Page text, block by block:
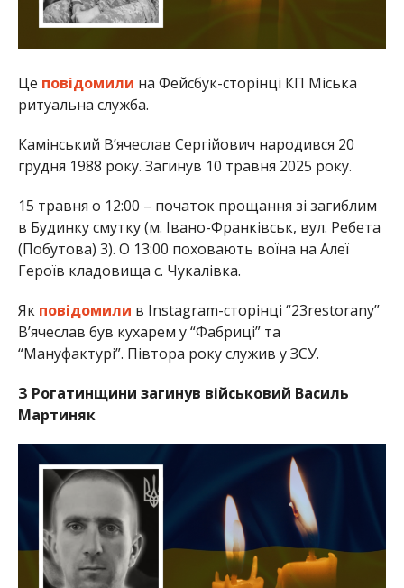
Це повідомили на Фейсбук-сторінці КП Міська
ритуальна служба.
Камінський Вʼячеслав Сергійович народився 20
грудня 1988 року. Загинув 10 травня 2025 року.
15 травня о 12:00 – початок прощання зі загиблим
в Будинку смутку (м. Івано-Франківськ, вул. Ребета
(Побутова) 3). О 13:00 поховають воїна на Алеї
Героїв кладовища с. Чукалівка.
Як повідомили в Instagram-сторінці “23restorany”
В’ячеслав був кухарем у “Фабриці” та
“Мануфактурі”. Півтора року служив у ЗСУ.
З Рогатинщини загинув військовий Василь
Мартиняк